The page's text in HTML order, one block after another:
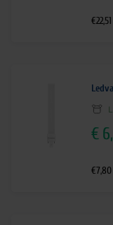
€22,51
€
€7,80